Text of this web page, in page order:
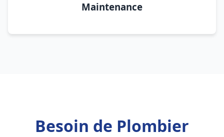
Maintenance
Besoin de Plombier